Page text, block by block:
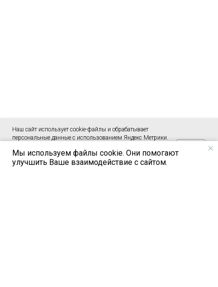
Наш сайт использует cookie-файлы и обрабатывает
персональные данные с использованием Яндекс Метрики.
Подтвердите ваше согласие, нажав кнопку ОК. Условия
обработки персональных данных.
Мы используем файлы cookie. Они помогают
улучшить Ваше взаимодействие с сайтом.